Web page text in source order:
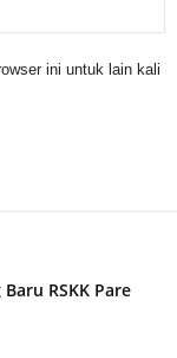
ini untuk lain kali
RSKK Pare